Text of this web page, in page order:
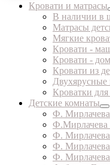
Кровати и матрасы
В наличии в
Матрасы
Мягкие
Кровати -
Кровати -
Кровати из
Двухярусные
Кроватки
Детские комнаты
Ф.
Ф.
Ф.
Ф.